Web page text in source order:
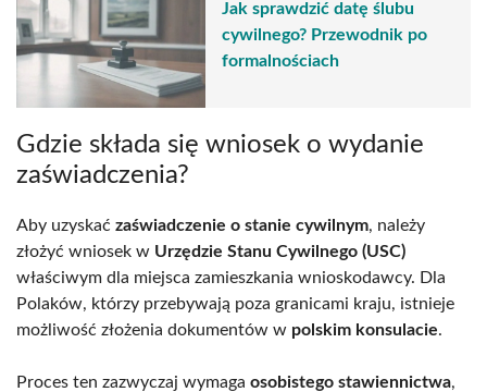
Jak sprawdzić datę ślubu
cywilnego? Przewodnik po
formalnościach
Gdzie składa się wniosek o wydanie
zaświadczenia?
Aby uzyskać zaświadczenie o stanie cywilnym, należy
złożyć wniosek w Urzędzie Stanu Cywilnego (USC)
właściwym dla miejsca zamieszkania wnioskodawcy. Dla
Polaków, którzy przebywają poza granicami kraju, istnieje
możliwość złożenia dokumentów w polskim konsulacie.
Proces ten zazwyczaj wymaga osobistego stawiennictwa,